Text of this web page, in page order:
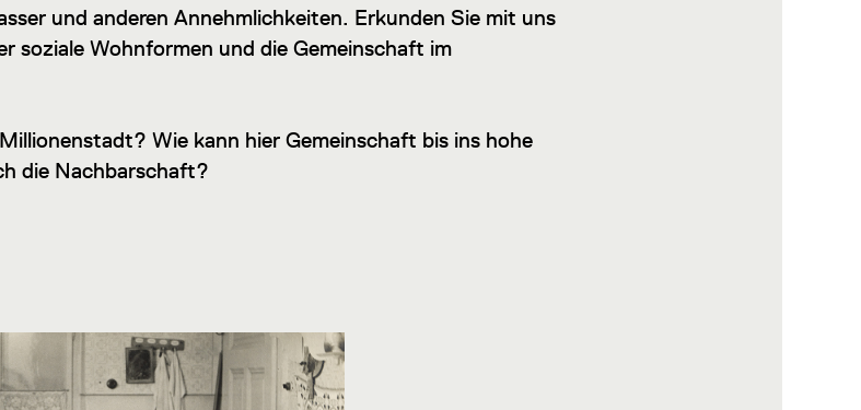
und anderen Annehmlichkeiten. Erkunden Sie mit uns
soziale Wohnformen und die Gemeinschaft im
Wie kann hier Gemeinschaft bis ins hohe
die Nachbarschaft?